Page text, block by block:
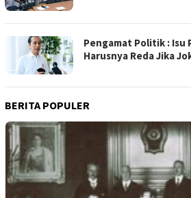
Pengamat Politik : Isu
Harusnya Reda Jika
BERITA POPULER